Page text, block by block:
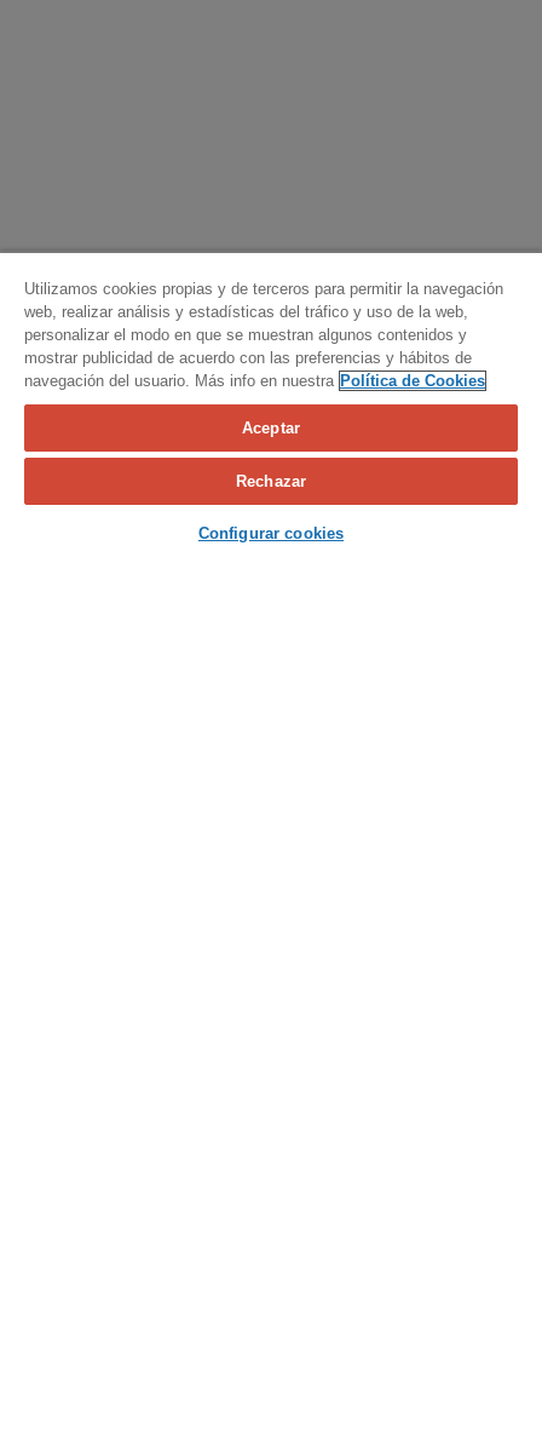
Calcula tu seguro
Contacta con nosotros
Utilizamos cookies propias y de terceros para permitir la navegación
web, realizar análisis y estadísticas del tráfico y uso de la web,
personalizar el modo en que se muestran algunos contenidos y
mostrar publicidad de acuerdo con las preferencias y hábitos de
navegación del usuario. Más info en nuestra Política de Cookies
Aceptar
Rechazar
Configurar cookies